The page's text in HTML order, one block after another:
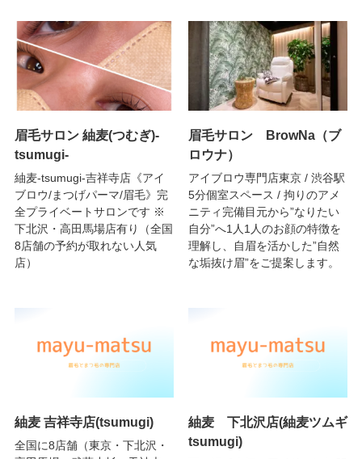
眉毛サロン 紬麦(つむぎ)-
tsumugi-
紬麦-tsumugi-吉祥寺店《アイ
ブロウ/まつげパーマ/眉毛》完
全プライベートサロンです ※
下北沢・高田馬場店有り（全国
8店舗の予約が取れない人気
店）
眉毛サロン BrowNa（ブ
ロウナ）
アイブロウ専門店東京 / 渋谷駅
5分個室スペース / 拘りのアメ
ニティ完備目元から”なりたい
自分”へ1人1人のお顔の特徴を
理解し、自眉を活かした”自然
な垢抜け眉”をご提案します。
紬麦 吉祥寺店(tsumugi)
全国に8店舗（東京・下北沢・
紬麦 下北沢店(紬麦ツムギ
tsumugi)